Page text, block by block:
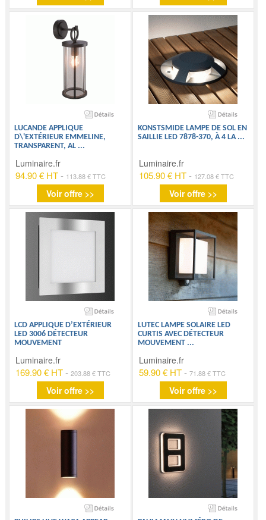
LUCANDE APPLIQUE
D\'EXTÉRIEUR EMMELINE,
TRANSPARENT, AL ...
Luminaire.fr
94.90 € HT - 113.88 € TTC
Voir offre >>
KONSTSMIDE LAMPE DE SOL EN
SAILLIE LED 7878-370, À 4 LA ...
Luminaire.fr
105.90 € HT- 127.08 € TTC
Voir offre >>
LCD APPLIQUE D’EXTÉRIEUR
LED 3006 DÉTECTEUR
MOUVEMENT
Luminaire.fr
169.90 € HT -203.88 € TTC
Voir offre >>
LUTEC LAMPE SOLAIRE LED
CURTIS AVEC DÉTECTEUR
MOUVEMENT ...
Luminaire.fr
59.90 € HT- 71.88 € TTC
Voir offre >>